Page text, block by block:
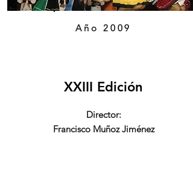
Año 2009
XXIII Edición
Director:
Francisco Muñoz Jiménez